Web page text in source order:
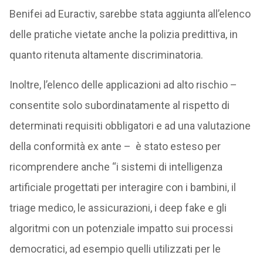
Benifei ad Euractiv, sarebbe stata aggiunta all’elenco
delle pratiche vietate anche la polizia predittiva, in
quanto ritenuta altamente discriminatoria.
Inoltre, l’elenco delle applicazioni ad alto rischio –
consentite solo subordinatamente al rispetto di
determinati requisiti obbligatori e ad una valutazione
della conformità ex ante – è stato esteso per
ricomprendere anche “i sistemi di intelligenza
artificiale progettati per interagire con i bambini, il
triage medico, le assicurazioni, i deep fake e gli
algoritmi con un potenziale impatto sui processi
democratici, ad esempio quelli utilizzati per le